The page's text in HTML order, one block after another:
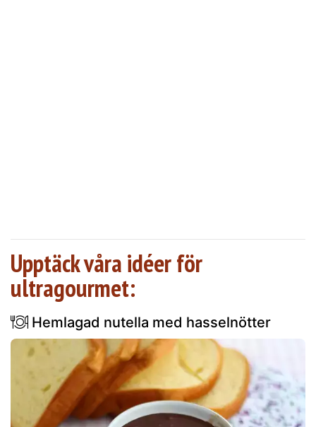
Upptäck våra idéer för
ultragourmet:
Hemlagad nutella med hasselnötter